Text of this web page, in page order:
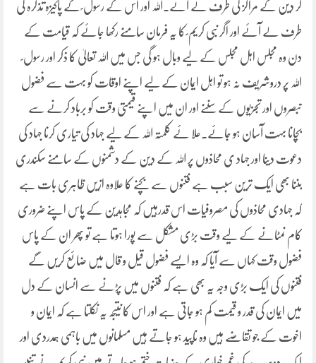
کر دین کے مراکز کی طرف لے آئے۔اللہ اور اس کے رسول ؐ کے پاکیزہ تذکرہ کی
طرف لے آئے اور اگر نبی کریم ؐ کا یہ فرمان سامنے رکھا جائے کہ قیامت کے
دن وہ مجلس اہل مجلس کے لیے وبال ہو گی جس میں اللہ تعالیٰ کا ذکر اور رسول ؐ
اللہ پر دروشریف نہ ہو تو اہل ایمان کے لیے اپنے اوقات کو بہت سے فضول
تبصروں اور تجزیوں کے سننے اور ان میں اپنے قیمتی وقت کو برباد کرنے سے
بچانا بہت آسان ہو جائے۔علا ئے کلمتہ اللہ کے لیے جہاد کی تیاری کرنا جہاد کی
دعوت دینا اور جہاد ی محاذوں پر اللہ کے دین کے دشمنوں کے سامنے سکندری
بننا بھی ایک ترین سبب ہے فتنوں سے بچنے کا علاوہ ازیں ظاہری بات ہے
کہ جہادی محاذوں کی مصروفیات اس قدرہیں کہ مجاہدین کے پاس اپنے ضروری
کام نمٹانے کے لیے وقت بڑی مشکل سے پورا ہوتا ہے تو پھر ان کے پاس
فضول وقت کہاں سے آیا کہ وہ ایسے فضول قیل و قال میں ضائع کریں گے
فتنوں کی ایک بڑی وجہ یہ بھی ہے کہ فتنوں میں پڑنے سے انسان کے دل
میں ایمان کی قدر و قیمت کم ہو جاتی ہے اور اس کا نتیجہ یہ نکلتا ہے کہ ایمان و
اخوت کے جو تقاضے ہیں وہ ناپید ہو جاتے ہیں مسلمانوں میں باہمی ہمدردی اور